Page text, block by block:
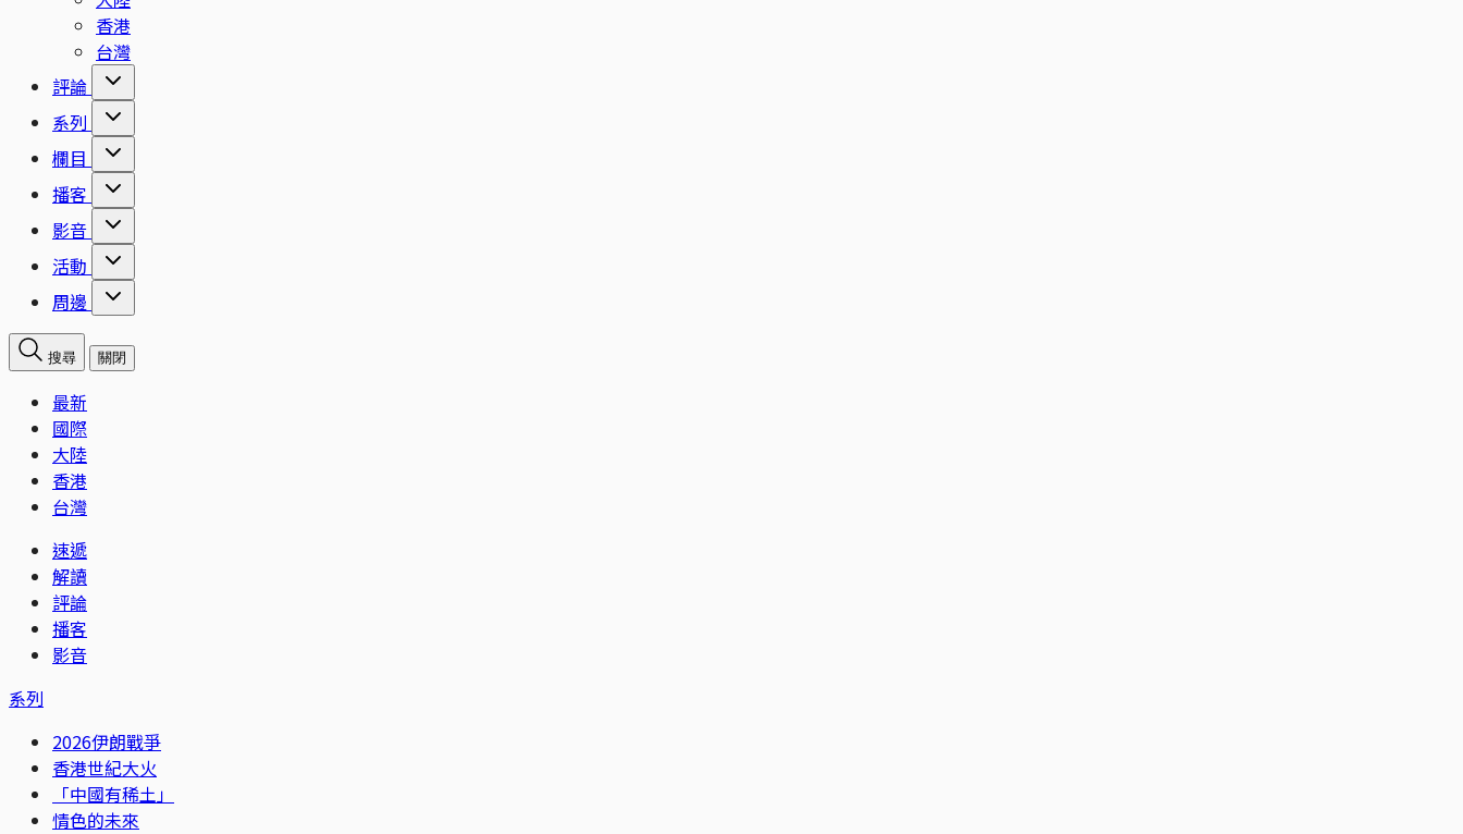
香港
台灣
評論
系列
欄目
播客
影音
活動
周邊
搜尋 關閉
最新
國際
大陸
香港
台灣
速遞
解讀
評論
播客
影音
系列
2026伊朗戰爭
香港世紀大火
「中國有稀土」
情色的未來